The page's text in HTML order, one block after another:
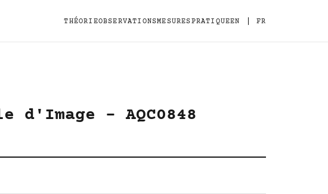
THÉORIEOBSERVATIONSMESURESPRATIQUEEN FR
d'Image - AQC0848